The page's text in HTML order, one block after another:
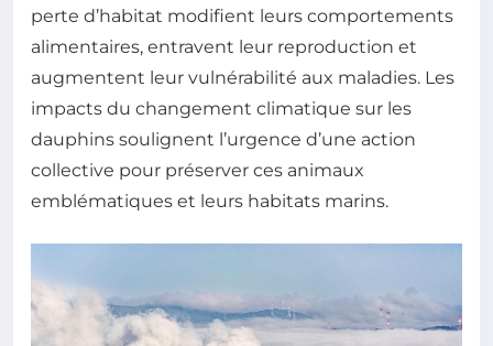
perte d’habitat modifient leurs comportements
alimentaires, entravent leur reproduction et
augmentent leur vulnérabilité aux maladies. Les
impacts du changement climatique sur les
dauphins soulignent l’urgence d’une action
collective pour préserver ces animaux
emblématiques et leurs habitats marins.